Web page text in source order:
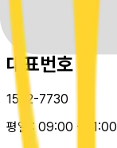
Copyright 2025. 드
all rights reserved.
대표번호
1522-7730
평일 :09:00 - 21:00